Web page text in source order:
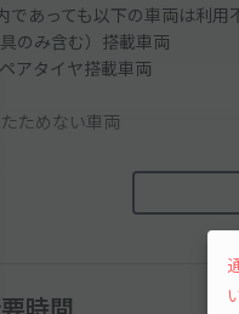
であっても以下の車両は利用
のみ含む）搭載車両
アタイヤ搭載車両
ためない車両
り、トールワゴンは利用で
などのタイヤ幅が広い車は
不可車両をご参考ください